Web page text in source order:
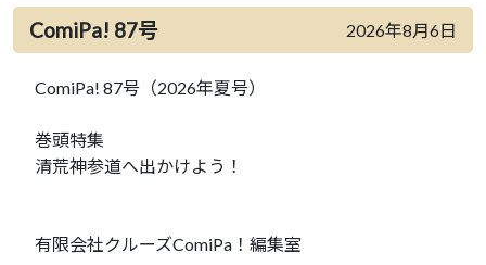
ComiPa! 87号 2026年8月6日
ComiPa! 87号（2026年夏号）
巻頭特集
清荒神参道へ出かけよう！
有限会社クルーズComiPa！編集室